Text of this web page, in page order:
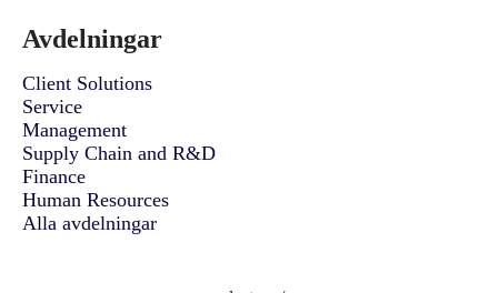
Avdelningar
Client Solutions
Service
Management
Supply Chain and R&D
Finance
Human Resources
Alla avdelningar